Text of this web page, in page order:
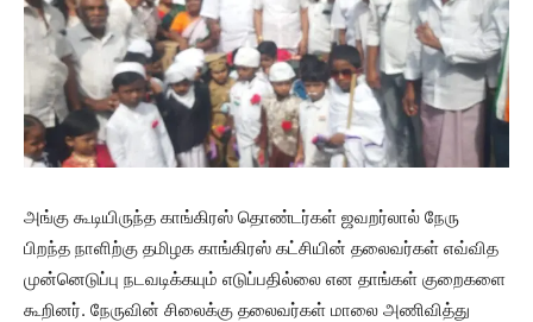
அங்கு கூடியிருந்த காங்கிரஸ் தொண்டர்கள் ஜவறர்லால் நேரு
பிறந்த நாளிற்கு தமிழக காங்கிரஸ் கட்சியின் தலைவர்கள் எவ்வித
முன்னெடுப்பு நடவடிக்கயும் எடுப்பதில்லை என தாங்கள் குறைகளை
கூறினர். நேருவின் சிலைக்கு தலைவர்கள் மாலை அணிவித்து